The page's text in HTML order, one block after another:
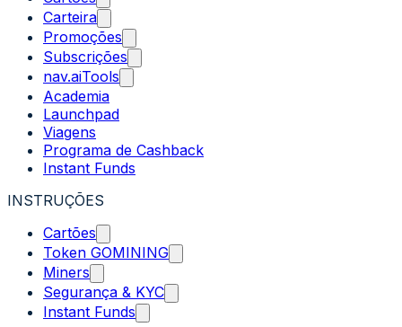
Carteira
Promoções
Subscrições
nav.aiTools
Academia
Launchpad
Viagens
Programa de Cashback
Instant Funds
INSTRUÇÕES
Cartões
Token GOMINING
Miners
Segurança & KYC
Instant Funds